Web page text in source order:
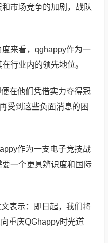
市场竞争的加剧，战队
来看，qghappy作为一
行业内的领先地位。
在他们凭借实力夺得冠
受到这些负面消息的困
作为一支电子竞技战
一个更具辨识度和国际
表示：即日起，我们将
重庆QGhappy时光道